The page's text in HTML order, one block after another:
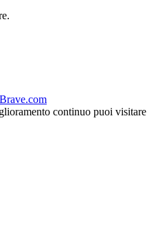
Brave.com
continuo puoi visitare